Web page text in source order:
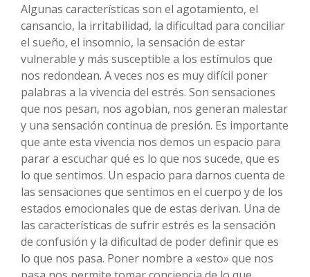
Algunas características son el agotamiento, el
cansancio, la irritabilidad, la dificultad para conciliar
el sueño, el insomnio, la sensación de estar
vulnerable y más susceptible a los estímulos que
nos redondean. A veces nos es muy difícil poner
palabras a la vivencia del estrés. Son sensaciones
que nos pesan, nos agobian, nos generan malestar
y una sensación continua de presión. Es importante
que ante esta vivencia nos demos un espacio para
parar a escuchar qué es lo que nos sucede, que es
lo que sentimos. Un espacio para darnos cuenta de
las sensaciones que sentimos en el cuerpo y de los
estados emocionales que de estas derivan. Una de
las características de sufrir estrés es la sensación
de confusión y la dificultad de poder definir que es
lo que nos pasa. Poner nombre a «esto» que nos